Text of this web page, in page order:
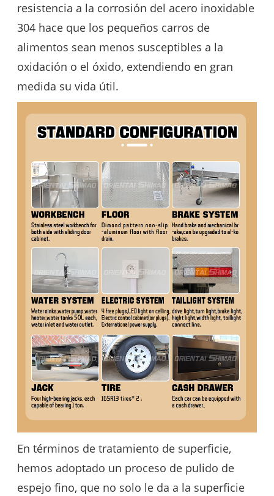
resistencia a la corrosión del acero inoxidable
304 hace que los pequeños carros de
alimentos sean menos susceptibles a la
oxidación o el óxido, extendiendo en gran
medida su vida útil.
En términos de tratamiento de superficie,
hemos adoptado un proceso de pulido de
espejo fino, que no solo le da a la superficie